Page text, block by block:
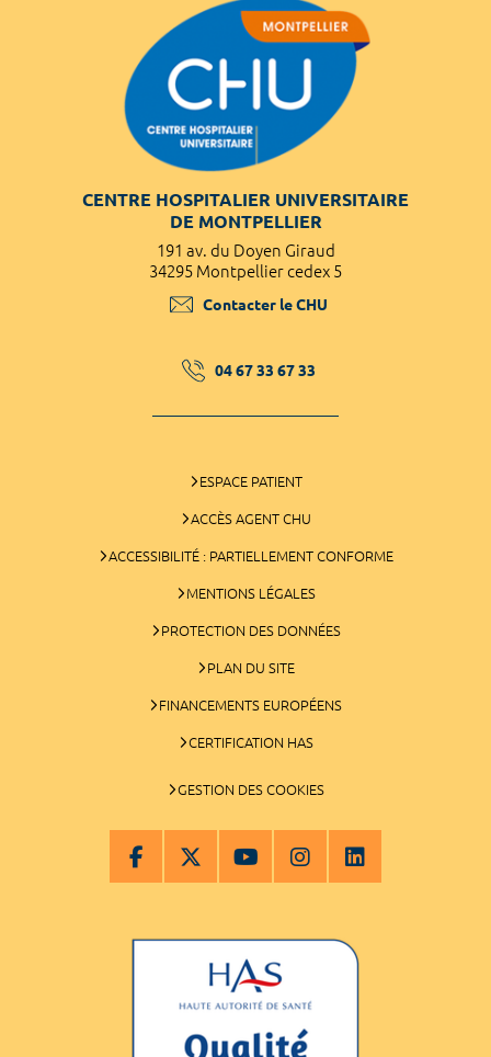
CENTRE HOSPITALIER UNIVERSITAIRE
DE MONTPELLIER
191 av. du Doyen Giraud
34295 Montpellier cedex 5
Contacter le CHU
04 67 33 67 33
ESPACE PATIENT
ACCÈS AGENT CHU
ACCESSIBILITÉ : PARTIELLEMENT CONFORME
MENTIONS LÉGALES
PROTECTION DES DONNÉES
PLAN DU SITE
FINANCEMENTS EUROPÉENS
CERTIFICATION HAS
GESTION DES COOKIES